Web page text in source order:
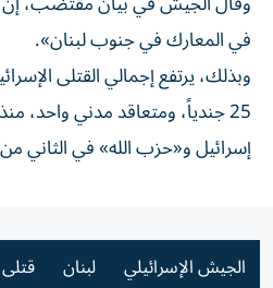
في المعارك في جنوب لبنان».
25 جندياً، ومتعاقد مدني واحد،
إسرائيل و«حزب الله» في الثاني
الجيش الإسرائيلي لبنان قتلى